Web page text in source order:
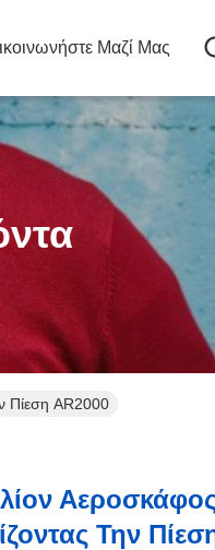
Μαζί Μας
Πίεση AR2000
Την